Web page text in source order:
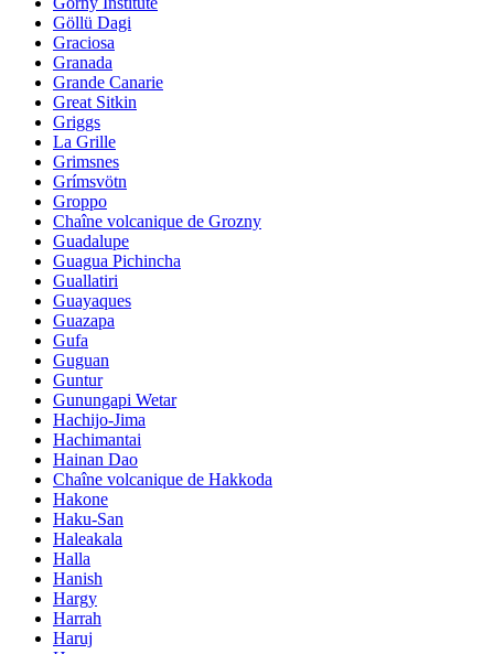
Göllü Dagi
Graciosa
Granada
Grande Canarie
Great Sitkin
Griggs
La Grille
Grimsnes
Grímsvötn
Groppo
Chaîne volcanique de Grozny
Guadalupe
Guagua Pichincha
Guallatiri
Guayaques
Guazapa
Gufa
Guguan
Guntur
Gunungapi Wetar
Hachijo-Jima
Hachimantai
Hainan Dao
Chaîne volcanique de Hakkoda
Hakone
Haku-San
Haleakala
Halla
Hanish
Hargy
Harrah
Haruj